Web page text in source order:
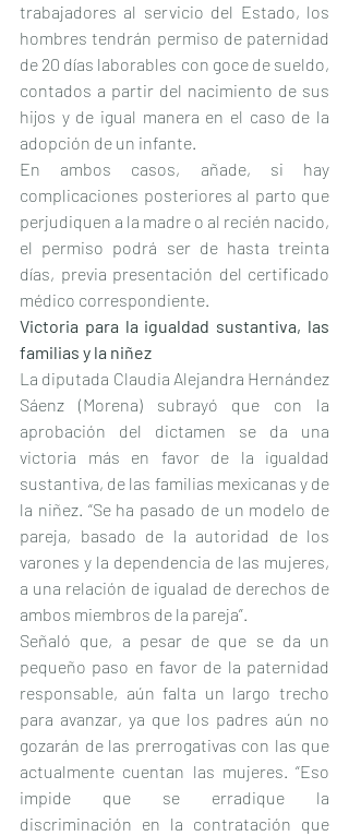
trabajadores al servicio del Estado, los
hombres tendrán permiso de paternidad
de 20 días laborables con goce de sueldo,
contados a partir del nacimiento de sus
hijos y de igual manera en el caso de la
adopción de un infante.
En ambos casos, añade, si hay
complicaciones posteriores al parto que
perjudiquen a la madre o al recién nacido,
el permiso podrá ser de hasta treinta
días, previa presentación del certificado
médico correspondiente.
Victoria para la igualdad sustantiva, las
familias y la niñez
La diputada Claudia Alejandra Hernández
Sáenz (Morena) subrayó que con la
aprobación del dictamen se da una
victoria más en favor de la igualdad
sustantiva, de las familias mexicanas y de
la niñez. “Se ha pasado de un modelo de
pareja, basado de la autoridad de los
varones y la dependencia de las mujeres,
a una relación de igualad de derechos de
ambos miembros de la pareja”.
Señaló que, a pesar de que se da un
pequeño paso en favor de la paternidad
responsable, aún falta un largo trecho
para avanzar, ya que los padres aún no
gozarán de las prerrogativas con las que
actualmente cuentan las mujeres. “Eso
impide que se erradique la
discriminación en la contratación que